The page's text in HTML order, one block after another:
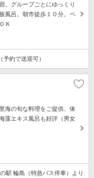
。グループごとにゆっくり
風呂。朝市徒歩１０分。ペ
Ｋ
約で送迎可）
海の旬な料理をご提供、体
藻エキス風呂も好評（男女
駅 輪島（特急バス停車）より